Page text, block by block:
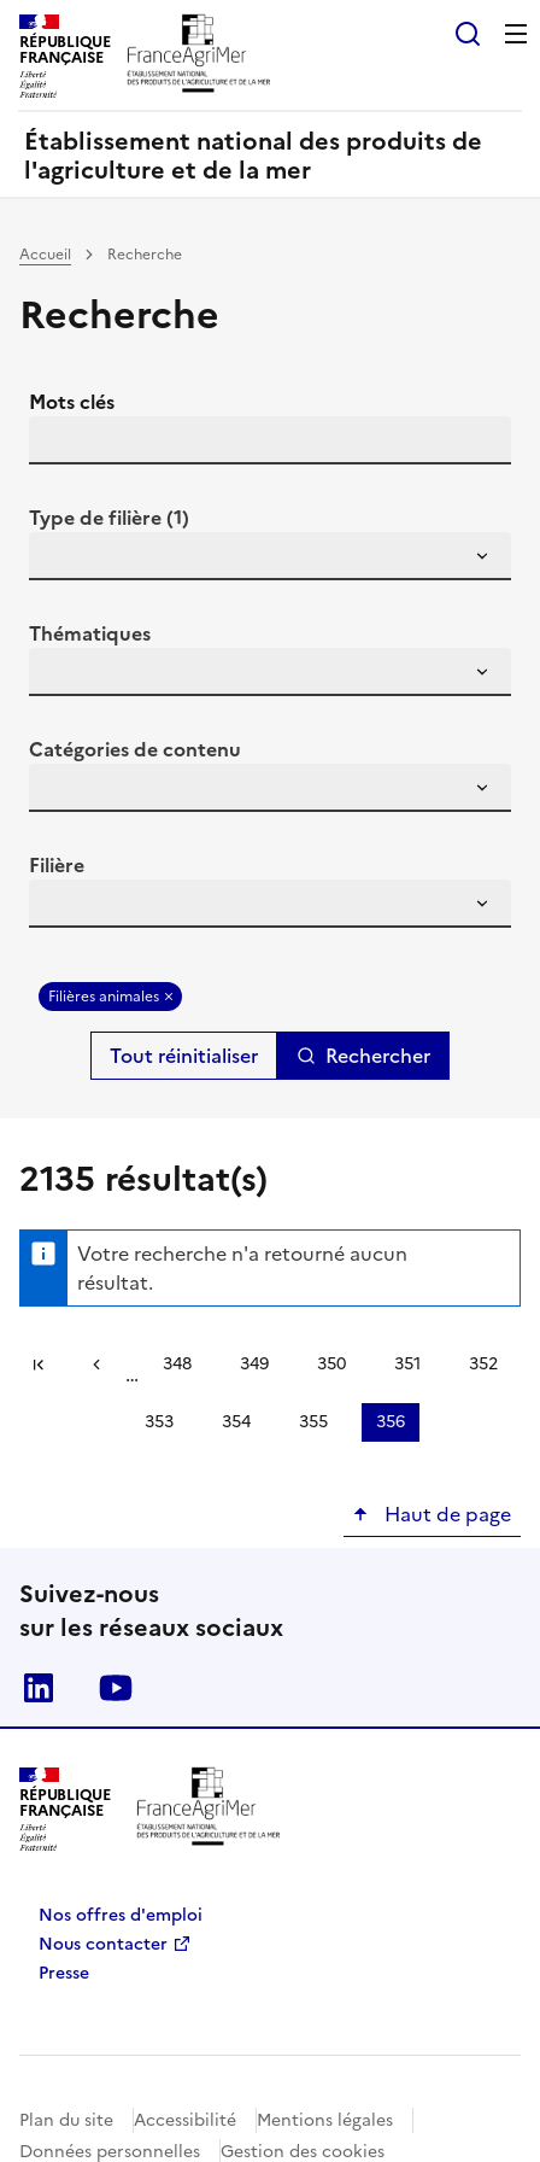
RÉPUBLIQUE
FRANÇAISE
Établissement national des produits de
l'agriculture et de la mer
Accueil Recherche
Recherche
Mots clés
Type de filière (1)
Thématiques
Catégories de contenu
Filière
Filières animales
Rechercher
2135 résultat(s)
Votre recherche n'a retourné aucun
résultat.
Pagination
Première pagePage précédente
… Page
348
Page
349
Page
350
Page
351
Page
352
Page
353
Page
354
Page
355
Page
356
Haut de page
Suivez-nous
sur les réseaux sociaux
Linkedin
RÉPUBLIQUE
FRANÇAISE
Nos offres d'emploi
Nous contacter
Presse
Plan du site Accessibilité
Mentions légales
Données personnelles
Gestion des cookies
Panneau de gestion des cookies